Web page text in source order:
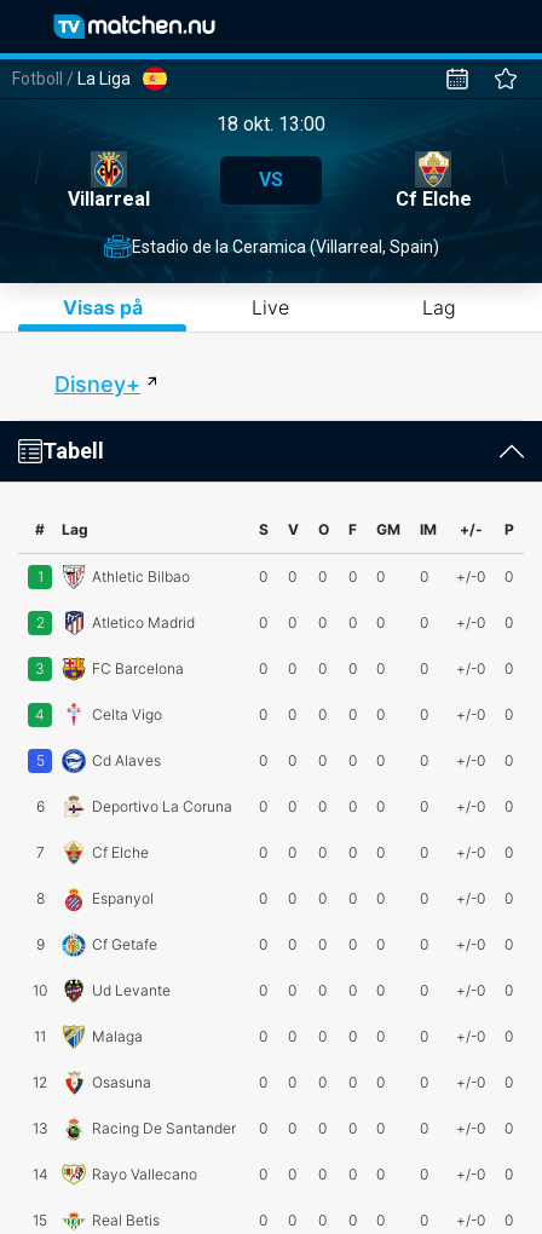
Fotboll / La Liga
18 okt. 13:00
Villarreal
VS
Cf Elche
Estadio de la Ceramica (Villarreal, Spain)
Visas på Live Lag
Disney+
Tabell
# Lag S V O F GM IM +/- P
1 Athletic Bilbao 0 0 0 0 0 0 +/-0 0
2 Atletico Madrid 0 0 0 0 0 0 +/-0 0
3 FC Barcelona 0 0 0 0 0 0 +/-0 0
4 Celta Vigo 0 0 0 0 0 0 +/-0 0
5 Cd Alaves 0 0 0 0 0 0 +/-0 0
6 Deportivo La Coruna 0 0 0 0 0 0 +/-0 0
7 Cf Elche 0 0 0 0 0 0 +/-0 0
8 Espanyol 0 0 0 0 0 0 +/-0 0
9 Cf Getafe 0 0 0 0 0 0 +/-0 0
10 Ud Levante 0 0 0 0 0 0 +/-0 0
11 Malaga 0 0 0 0 0 0 +/-0 0
12 Osasuna 0 0 0 0 0 0 +/-0 0
13 Racing De Santander 0 0 0 0 0 0 +/-0 0
14 Rayo Vallecano 0 0 0 0 0 0 +/-0 0
15 Real Betis 0 0 0 0 0 0 +/-0 0